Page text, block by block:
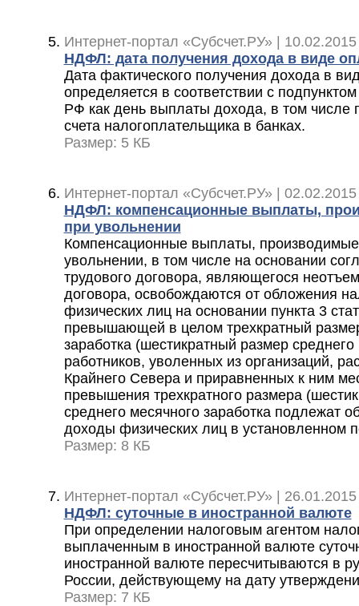
Интернет-портал «Субсчет.РУ» |
НДФЛ: дата получения дохода в виде
Дата фактического получения дохода в
определяется в соответствии с
РФ как день выплаты дохода, в том числе
счета налогоплательщика в банках.
Размер: 5 КБ
Интернет-портал «Субсчет.РУ» |
НДФЛ: компенсационные выплаты,
при увольнении
Компенсационные выплаты, производимые
увольнении, в том числе на основании
трудового договора, являющегося
договора, освобождаются от обложения
физических лиц на основании пункта 3
превышающей в целом трехкратный
заработка (шестикратный размер
работников, уволенных из организаций,
Крайнего Севера и приравненных к ним
превышения трехкратного размера
среднего месячного заработка подлежат
доходы физических лиц в установленном
Размер: 8 КБ
Интернет-портал «Субсчет.РУ» |
НДФЛ: суточные в иностранной валюте
При определении налоговым агентом
выплаченным в иностранной валюте
иностранной валюте пересчитываются в
России, действующему на дату
Размер: 7 КБ